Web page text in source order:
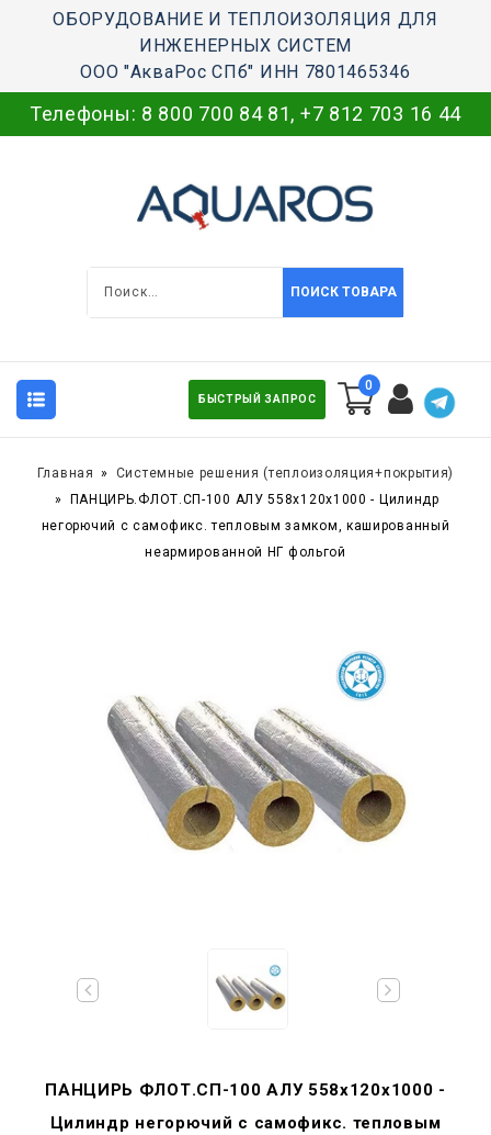
ОБОРУДОВАНИЕ И ТЕПЛОИЗОЛЯЦИЯ ДЛЯ
ИНЖЕНЕРНЫХ СИСТЕМ
ООО "АкваРос СПб" ИНН 7801465346
Телефоны: 8 800 700 84 81, +7 812 703 16 44
ПОИСК ТОВАРА
БЫСТРЫЙ ЗАПРОС
0
Главная
Системные решения (теплоизоляция+покрытия)
ПАНЦИРЬ.ФЛОТ.СП-100 АЛУ 558x120x1000 - Цилиндр
негорючий c самофикс. тепловым замком, кашированный
неармированной НГ фольгой
ПАНЦИРЬ ФЛОТ.СП-100 АЛУ 558x120x1000 -
Цилиндр негорючий c самофикс. тепловым